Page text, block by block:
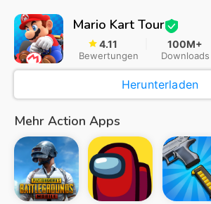
Mario Kart Tour
4.11
Bewertungen
100M+
Downloads
Herunterladen
Mehr Action Apps